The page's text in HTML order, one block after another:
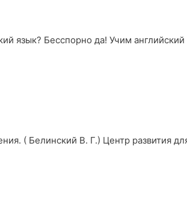
язык? Бесспорно да! Учим
( Белинский В. Г.) Центр развития